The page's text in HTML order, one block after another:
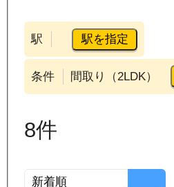
駅 駅を指定
条件 間取り（2LDK）
8件